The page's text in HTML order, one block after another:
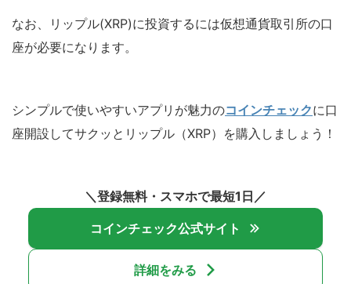
なお、リップル(XRP)に投資するには仮想通貨取引所の口
座が必要になります。
シンプルで使いやすいアプリが魅力のコインチェックに口
座開設してサクッとリップル（XRP）を購入しましょう！
＼登録無料・スマホで最短1日／
コインチェック公式サイト
詳細をみる